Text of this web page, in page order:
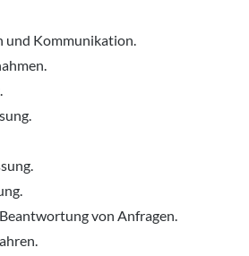
und Kommunikation.
von Anfragen.